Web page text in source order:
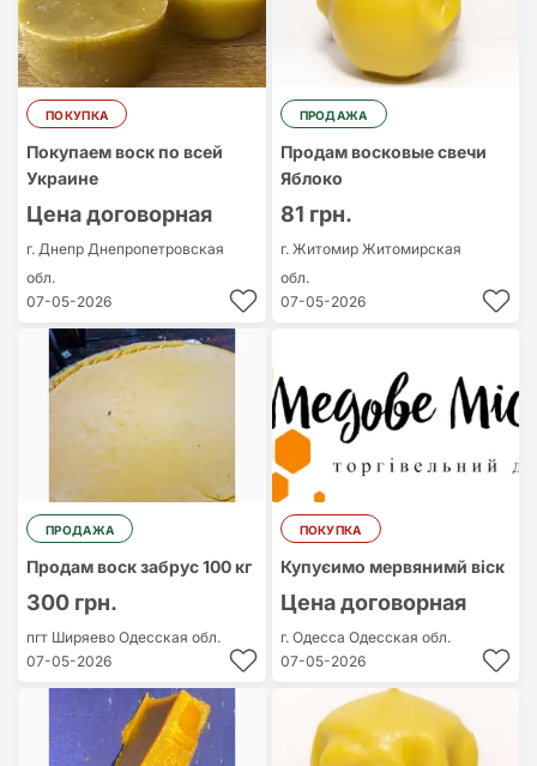
ПОКУПКА
Покупаем воск по всей
Украине
Цена договорная
г. Днепр Днепропетровская
обл.
07-05-2026
ПРОДАЖА
Продам восковые свечи
Яблоко
81 грн.
г. Житомир Житомирская
обл.
07-05-2026
ПРОДАЖА
Продам воск забрус 100 кг
300 грн.
пгт Ширяево Одесская обл.
07-05-2026
ПОКУПКА
Купуєимо мервянимй віск
Цена договорная
г. Одесса Одесская обл.
07-05-2026